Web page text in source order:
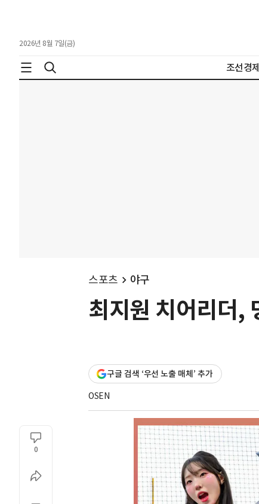
2026년 8월 7일(금)
조선경제
스포츠 야구
최지원 치어리더,
구글 검색 ‘우선 노출 매체’ 추가
OSEN
0